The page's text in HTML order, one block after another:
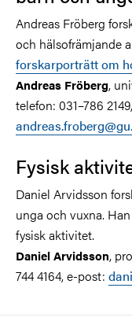
Andreas Fröberg
och hälsofrämjande
forskarporträtt om
Andreas Fröberg,
telefon: 031–786
Fysisk
Daniel Arvidsson
unga och vuxna.
fysisk aktivitet.
Daniel Arvidsson,
744 4164, e-post: